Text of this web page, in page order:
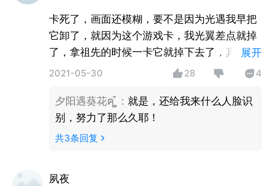
卡死了，画面还模糊，要不是因为光遇我早把
它卸了，就因为这个游戏卡，我光翼差点就掉
了，拿祖先的时候一卡它就掉下去了，真的特
别想去举报，画面模糊，还那么卡干嘛，要上
展开
2021-05-30 28 4
夕阳遇葵花ฅ ̳͒ ： 就是，还给我来什么人脸识
别，努力了那么久耶！
共3条回复
夙夜